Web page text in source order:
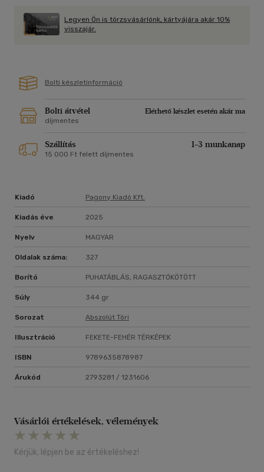
kalandregényt végigizgulva, szinte észrevétlenül kerül
közelebb az adott kor szelleméhez, fontos alakjaihoz.
Utazzunk bármilyen messze is a múltba, egy biztos: ezeket a
Kr. u. 124 - Aquincum városi rangot kap
Kr. u. 476 - A Nyugatrómai Birodalom bukása
Legyen Ön is törzsvásárlónk, kártyájára akár 10%
visszajár.
Bolti készletinformáció
Bolti átvétel
Elérhető készlet esetén akár ma
díjmentes
Szállítás 1-3 munkanap
15 000 Ft felett díjmentes
Kiadó Pagony Kiadó Kft.
Kiadás éve 2025
Nyelv MAGYAR
Oldalak száma: 327
Borító PUHATÁBLÁS, RAGASZTÓKÖTÖTT
Súly 344 gr
Sorozat Abszolút Töri
Illusztráció FEKETE-FEHÉR TÉRKÉPEK
ISBN 9789635878987
Árukód 2793281 / 1231606
Vásárlói értékelések, vélemények
Kérjük, lépjen be az értékeléshez!